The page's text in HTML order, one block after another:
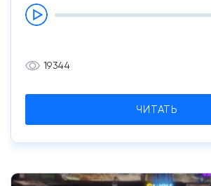
19344
ЧИТАТЬ